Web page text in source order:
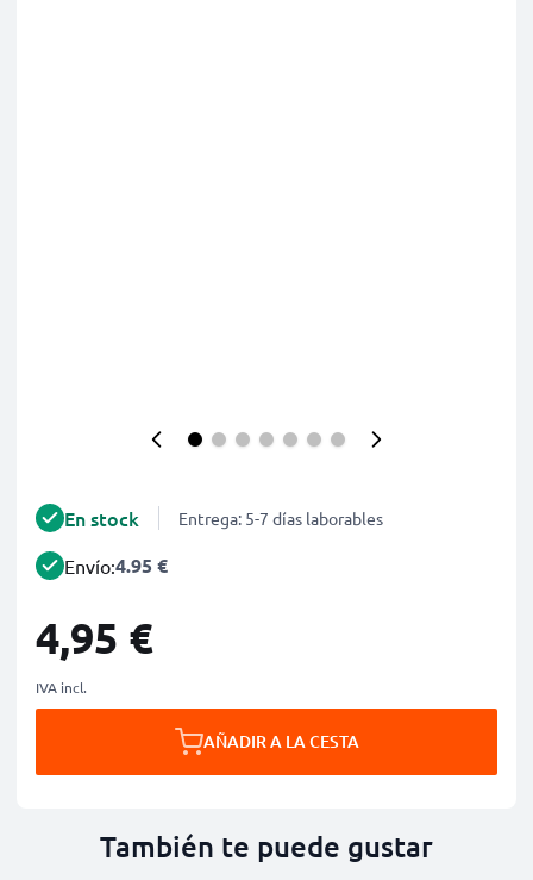
En stock Entrega: 5-7 días laborables
Envío:4.95 €
4,95 €
IVA incl.
AÑADIR A LA CESTA
También te puede gustar